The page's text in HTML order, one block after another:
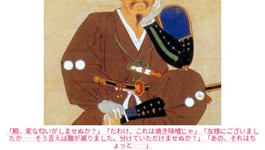
「殿、変な匂いがしませぬか？」「たわけ、これは焼き味噌じゃ」「左様にございまし
たか……そう言えば腹が減りました。分けていただけませぬか？」「あの、それはち
ょっと……」